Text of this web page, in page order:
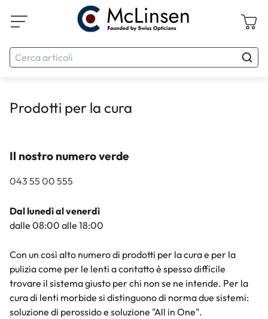
Prodotti per la cura
Il nostro numero verde
043 55 00 555
Dal lunedì al venerdì
dalle 08:00 alle 18:00
Con un così alto numero di prodotti per la cura e per la
pulizia come per le lenti a contatto è spesso difficile
trovare il sistema giusto per chi non se ne intende. Per la
cura di lenti morbide si distinguono di norma due sistemi:
soluzione di perossido e soluzione "All in One".